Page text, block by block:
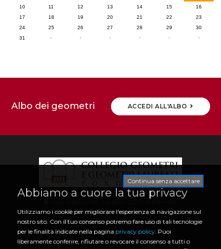
10
11 12 13 14 15
16
17
18 19 20 21 22
23
24
25 26 27 28 29
30
31
- - - - - -
Albo dei geometri ACCEDI ALL'ALBO
info@collegio.geometri.pn.it
collegio.pordenone@geopec.it
0434 21466 | CF 80006730933
Continua senza accettare
Abbiamo a cuore la tua privacy
Utilizziamo i cookie per migliorare l'esperienza di navigazione sul
nostro sito. Con il tuo consenso potremo fare uso di tali tecnologie
per le finalità indicate nella pagina privacy policy. Puoi
liberamente conferire, rifiutare o revocare il consenso a tutti o